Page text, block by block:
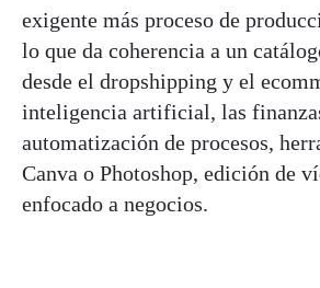
exigente más proceso de
lo que da coherencia a un
desde el dropshipping y el
inteligencia artificial, las
automatización de procesos,
Canva o Photoshop, edición de
enfocado a negocios.